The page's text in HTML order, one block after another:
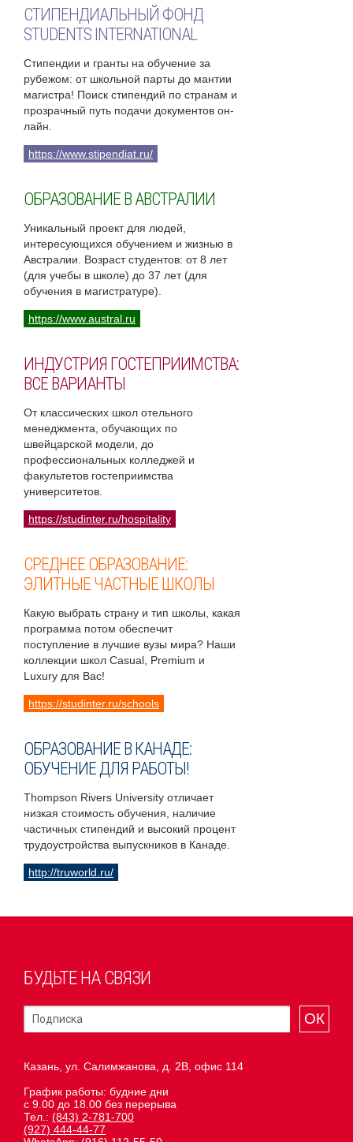
СТИПЕНДИАЛЬНЫЙ ФОНД
STUDENTS INTERNATIONAL
Стипендии и гранты на обучение за
рубежом: от школьной парты до мантии
магистра! Поиск стипендий по странам и
прозрачный путь подачи документов он-
лайн.
https://www.stipendiat.ru/
ОБРАЗОВАНИЕ В АВСТРАЛИИ
Уникальный проект для людей,
интересующихся обучением и жизнью в
Австралии. Возраст студентов: от 8 лет
(для учебы в школе) до 37 лет (для
обучения в магистратуре).
https://www.austral.ru
ИНДУСТРИЯ ГОСТЕПРИИМСТВА:
ВСЕ ВАРИАНТЫ
От классических школ отельного
менеджмента, обучающих по
швейцарской модели, до
профессиональных колледжей и
факультетов гостеприимства
университетов.
https://studinter.ru/hospitality
СРЕДНЕЕ ОБРАЗОВАНИЕ:
ЭЛИТНЫЕ ЧАСТНЫЕ ШКОЛЫ
Какую выбрать страну и тип школы, какая
программа потом обеспечит
поступление в лучшие вузы мира? Наши
коллекции школ Casual, Premium и
Luxury для Вас!
https://studinter.ru/schools
ОБРАЗОВАНИЕ В КАНАДЕ:
ОБУЧЕНИЕ ДЛЯ РАБОТЫ!
Thompson Rivers University отличает
низкая стоимость обучения, наличие
частичных стипендий и высокий процент
трудоустройства выпускников в Канаде.
http://truworld.ru/
БУДЬТЕ НА СВЯЗИ
ОК
Казань, ул. Салимжанова, д. 2В, офис 114
График работы: будние дни
с 9.00 до 18.00 без перерыва
Тел.: (843) 2-781-700
(927) 444-44-77